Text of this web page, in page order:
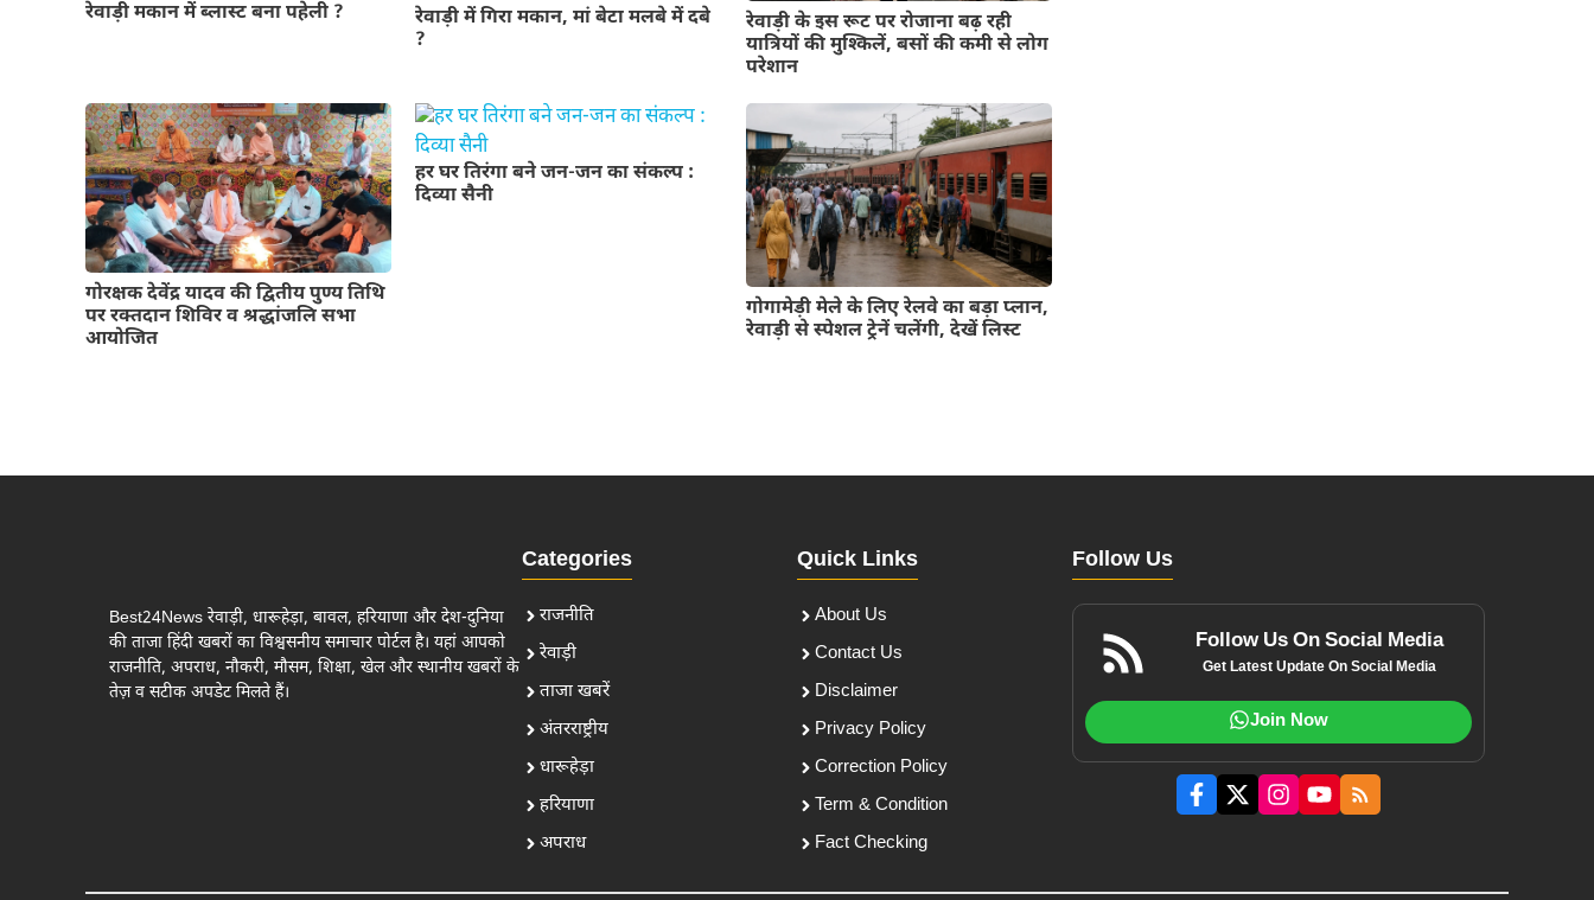
रेवाड़ी मकान में ब्लास्ट बना पहेली ?
रेवाड़ी में गिरा मकान, मां बेटा मलबे में दबे
?
रेवाड़ी के इस रूट पर रोजाना बढ़ रही
यात्रियों की मुश्किलें, बसों की कमी से लोग
परेशान
गोरक्षक देवेंद्र यादव की द्वितीय पुण्य तिथि
पर रक्तदान शिविर व श्रद्धांजलि सभा
आयोजित
हर घर तिरंगा बने जन-जन का संकल्प :
दिव्या सैनी
गोगामेड़ी मेले के लिए रेलवे का बड़ा प्लान,
रेवाड़ी से स्पेशल ट्रेनें चलेंगी, देखें लिस्ट
Best24News रेवाड़ी, धारूहेड़ा, बावल, हरियाणा और देश-दुनिया
की ताजा हिंदी खबरों का विश्वसनीय समाचार पोर्टल है। यहां आपको
राजनीति, अपराध, नौकरी, मौसम, शिक्षा, खेल और स्थानीय खबरों के
तेज़ व सटीक अपडेट मिलते हैं।
Categories
राजनीति
रेवाड़ी
ताजा खबरें
अंतरराष्ट्रीय
धारूहेड़ा
हरियाणा
अपराध
Quick Links
About Us
Contact Us
Disclaimer
Privacy Policy
Correction Policy
Term & Condition
Fact Checking
Follow Us
Follow Us On Social Media
Get Latest Update On Social Media
Join Now